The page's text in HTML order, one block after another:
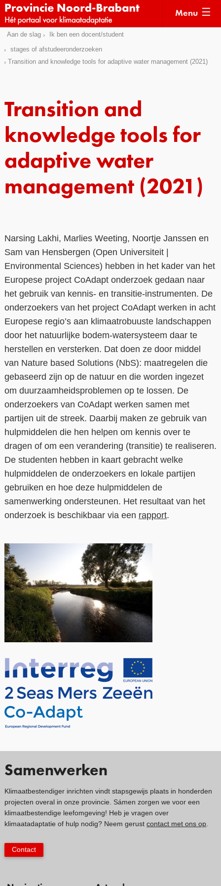
Sla
links
over
het
menu
naar
pagina
Menu
Aan de slag
Ik ben een docent/student
stages of afstudeeronderzoeken
Transition and knowledge tools for adaptive water management (2021)
Transition and
knowledge tools for
adaptive water
management (2021)
Narsing Lakhi, Marlies Weeting, Noortje Janssen en
Sam van Hensbergen (Open Universiteit |
Environmental Sciences) hebben in het kader van het
Europese project CoAdapt onderzoek gedaan naar
het gebruik van kennis- en transitie-instrumenten. De
onderzoekers van het project CoAdapt werken in acht
Europese regio’s aan klimaatrobuuste landschappen
door het natuurlijke bodem-watersysteem daar te
herstellen en versterken. Dat doen ze door middel
van Nature based Solutions (NbS): maatregelen die
gebaseerd zijn op de natuur en die worden ingezet
om duurzaamheidsproblemen op te lossen. De
onderzoekers van CoAdapt werken samen met
partijen uit de streek. Daarbij maken ze gebruik van
hulpmiddelen die hen helpen om kennis over te
dragen of om een verandering (transitie) te realiseren.
De studenten hebben in kaart gebracht welke
hulpmiddelen de onderzoekers en lokale partijen
gebruiken en hoe deze hulpmiddelen de
samenwerking ondersteunen. Het resultaat van het
onderzoek is beschikbaar via een rapport.
Samenwerken
Klimaatbestendiger inrichten vindt stapsgewijs plaats in honderden
projecten overal in onze provincie. Sámen zorgen we voor een
klimaatbestendige leefomgeving! Heb je vragen over
klimaatadaptatie of hulp nodig? Neem gerust contact met ons op.
Contact
Actueel
Kaarten
Kennisdossiers
Voorbeelden
Subsidies
Monitoring
Contact
LIFE-IP Klimaatadaptatie